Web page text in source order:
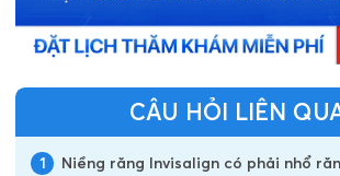
CÂU HỎI LIÊN
1
Niềng răng Invisalign có phải nhổ